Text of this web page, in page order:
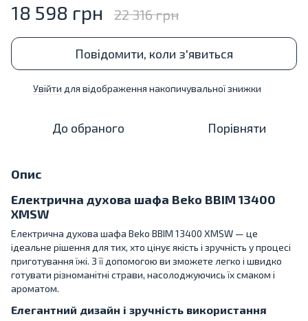
18 598 грн 22 316 грн
Повідомити, коли з'явиться
Увійти для відображення накопичувальної знижки
До обраного Порівняти
Опис
Електрична духова шафа Beko BBIM 13400
XMSW
Електрична духова шафа Beko BBIM 13400 XMSW — це
ідеальне рішення для тих, хто цінує якість і зручність у процесі
приготування їжі. З її допомогою ви зможете легко і швидко
готувати різноманітні страви, насолоджуючись їх смаком і
ароматом.
Елегантний дизайн і зручність використання